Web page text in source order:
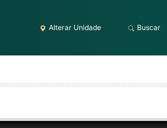
Alterar Unidade Buscar